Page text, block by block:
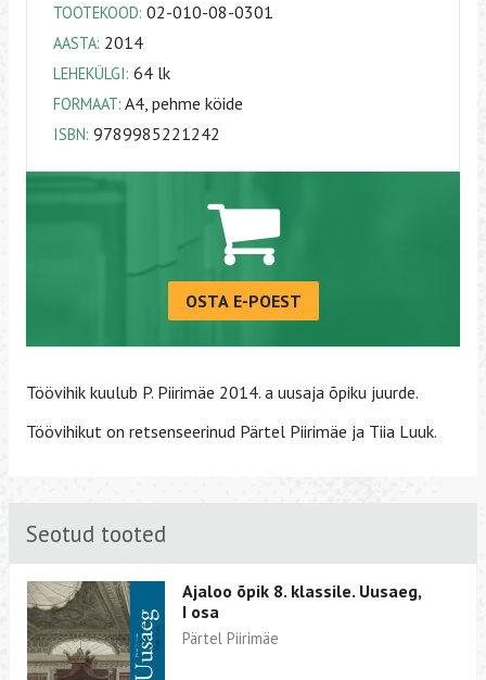
TOOTEKOOD: 02-010-08-0301
AASTA: 2014
LEHEKÜLGI: 64 lk
FORMAAT: A4, pehme köide
ISBN: 9789985221242
OSTA E-POEST
Töövihik kuulub P. Piirimäe 2014. a uusaja õpiku juurde.
Töövihikut on retsenseerinud Pärtel Piirimäe ja Tiia Luuk.
Seotud tooted
Ajaloo õpik 8. klassile. Uusaeg,
I osa
Pärtel Piirimäe